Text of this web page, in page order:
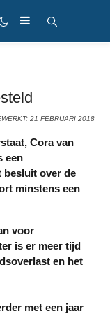
21 FEBRUARI 2018
een
besluit over de
minstens een
is er meer tijd
en het
met een jaar